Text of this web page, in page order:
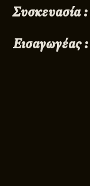
Συσκευασία :
Εισαγωγέας :